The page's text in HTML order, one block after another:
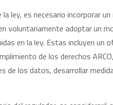
ley, es necesario incorporar
voluntariamente adoptar un
en la ley. Estas incluyen
de los derechos
los datos, desarrollar